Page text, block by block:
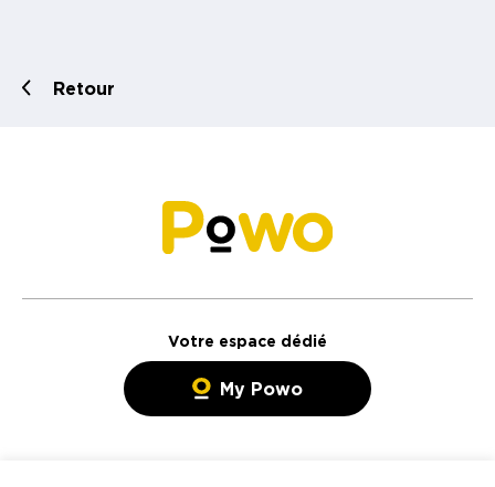
Retour
Votre espace dédié
My Powo